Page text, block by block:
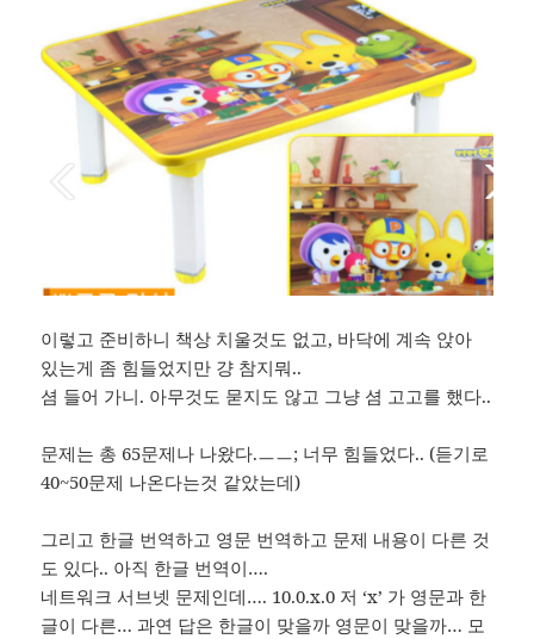
이렇고 준비하니 책상 치울것도 없고, 바닥에 계속 앉아
있는게 좀 힘들었지만 걍 참지뭐..
셤 들어 가니. 아무것도 묻지도 않고 그냥 셤 고고를 했다..
문제는 총 65문제나 나왔다.ㅡㅡ; 너무 힘들었다.. (듣기로
40~50문제 나온다는것 같았는데)
그리고 한글 번역하고 영문 번역하고 문제 내용이 다른 것
도 있다.. 아직 한글 번역이….
네트워크 서브넷 문제인데…. 10.0.x.0 저 ‘x’ 가 영문과 한
글이 다른… 과연 답은 한글이 맞을까 영문이 맞을까… 모